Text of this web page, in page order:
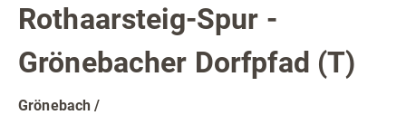
Rothaarsteig-Spur -
Grönebacher Dorfpfad (T)
Grönebach /